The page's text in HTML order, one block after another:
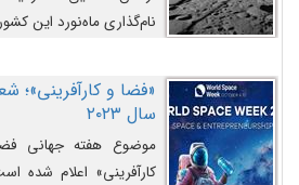
نام‌گذاری ماه‌نورد این
«فضا و کارآفرینی»؛
سال ۲۰۲۳
کارآفرینی» اعلام